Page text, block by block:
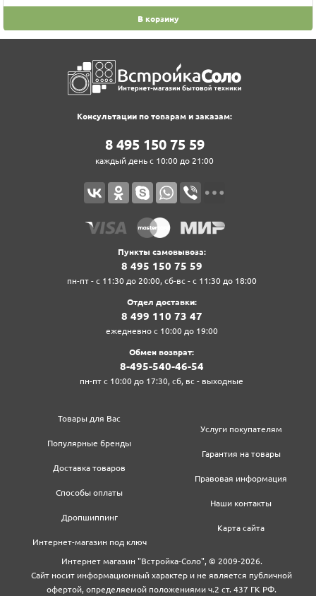
В корзину
Консультации по товарам и заказам:
8‍ 4‍9‍5‍ 1‍5‍0‍ 7‍5‍ 5‍9‍
каждый день с 10:00 до 21:00
Пункты самовывоза:
8‍ 4‍9‍5‍ 1‍5‍0‍ 7‍5‍ 5‍9‍
пн-пт - с 11:30 до 20:00, сб-вс - с 11:30 до 18:00
Отдел доставки:
8‍ 4‍9‍9‍ 1‍1‍0‍ 7‍3‍ 4‍7‍
ежедневно с 10:00 до 19:00
Обмен возврат:
8‍-4‍9‍5‍-5‍4‍0‍-4‍6‍-5‍4‍
пн-пт с 10:00 до 17:30, сб, вс - выходные
Товары для Вас
Популярные бренды
Доставка товаров
Способы оплаты
Дропшиппинг
Интернет-магазин под ключ
Услуги покупателям
Гарантия на товары
Правовая информация
Наши контакты
Карта сайта
Интернет магазин "Встройка-Соло", © 2009-2026.
Сайт носит информационный характер и не является публичной
офертой, определяемой положениями ч.2 ст. 437 ГК РФ.